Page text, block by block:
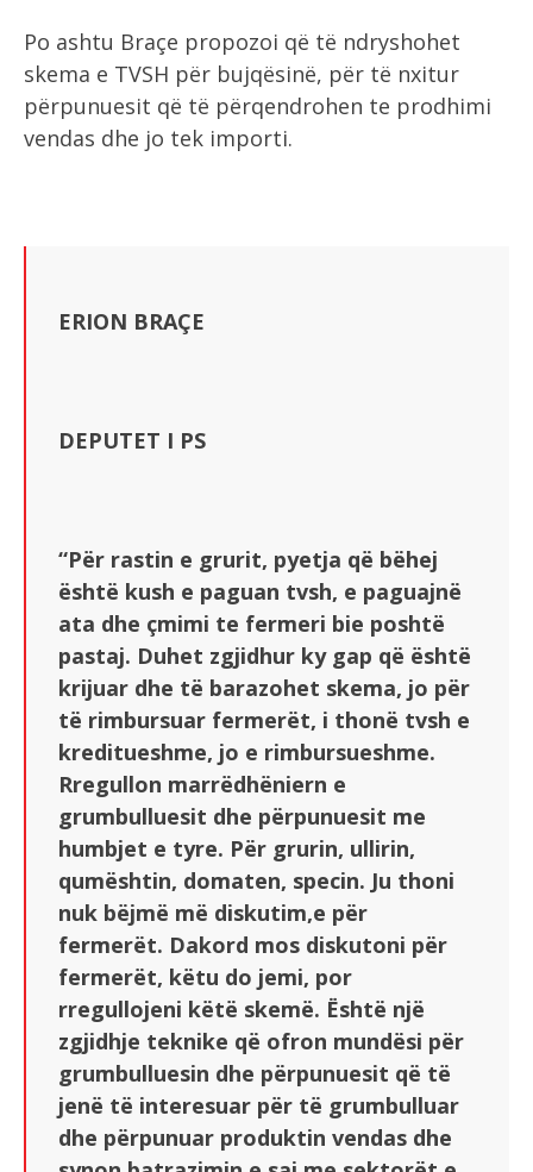
Po ashtu Braçe propozoi që të ndryshohet
skema e TVSH për bujqësinë, për të nxitur
përpunuesit që të përqendrohen te prodhimi
vendas dhe jo tek importi.
ERION BRAÇE
DEPUTET I PS
“Për rastin e grurit, pyetja që bëhej
është kush e paguan tvsh, e paguajnë
ata dhe çmimi te fermeri bie poshtë
pastaj. Duhet zgjidhur ky gap që është
krijuar dhe të barazohet skema, jo për
të rimbursuar fermerët, i thonë tvsh e
kreditueshme, jo e rimbursueshme.
Rregullon marrëdhëniern e
grumbulluesit dhe përpunuesit me
humbjet e tyre. Për grurin, ullirin,
qumështin, domaten, specin. Ju thoni
nuk bëjmë më diskutim,e për
fermerët. Dakord mos diskutoni për
fermerët, këtu do jemi, por
rregullojeni këtë skemë. Është një
zgjidhje teknike që ofron mundësi për
grumbulluesin dhe përpunuesit që të
jenë të interesuar për të grumbulluar
dhe përpunuar produktin vendas dhe